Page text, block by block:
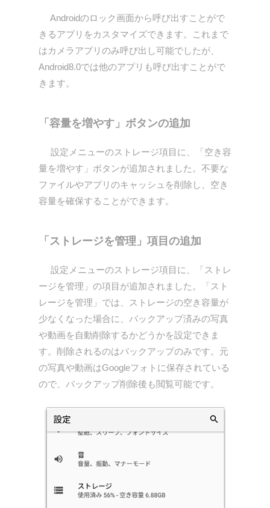
Androidのロック画面から呼び出すことがで
きるアプリをカスタマイズできます。これまで
はカメラアプリのみ呼び出し可能でしたが、
Android8.0では他のアプリも呼び出すことがで
きます。
「容量を増やす」ボタンの追加
設定メニューのストレージ項目に、「空き容
量を増やす」ボタンが追加されました。不要な
ファイルやアプリのキャッシュを削除し、空き
容量を確保することができます。
「ストレージを管理」項目の追加
設定メニューのストレージ項目に、「ストレ
ージを管理」の項目が追加されました。「スト
レージを管理」では、ストレージの空き容量が
少なくなった場合に、バックアップ済みの写真
や動画を自動削除するかどうかを設定できま
す。削除されるのはバックアップのみです。元
の写真や動画はGoogleフォトに保存されている
ので、バックアップ削除後も閲覧可能です。